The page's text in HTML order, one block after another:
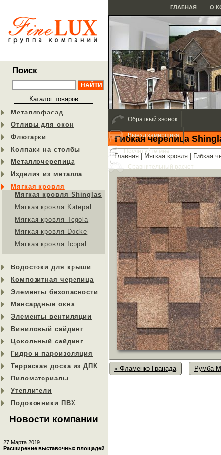
Поиск
Каталог товаров
Металлофасад
Отливы для окон
Флюгарки
Колпаки на столбы
Металлочерепица
Изделия из металла
Мягкая кровля
Мягкая кровля Shinglas
Мягкая кровля Katepal
Мягкая кровля Tegola
Мягкая кровля Docke
Мягкая кровля Icopal
Водостоки для крыши
Композитная черепица
Элементы безопасности
Мансардные окна
Элементы вентиляции
Виниловый сайдинг
Цокольный сайдинг
Гидро и пароизоляция
Террасная доска из ДПК
Пиломатериалы
Утеплители
Подоконники ПВХ
Новости компании
27 Марта 2019
Расширение выставочных площадей
ГЛАВНАЯ О
Гибкая черепица
Главная Мягкая кровля Гибкая
« Фламенко Гранада Румба
Обратный звонок
Выезд замерщика
Посчитайте мне
Сравнительный расчет